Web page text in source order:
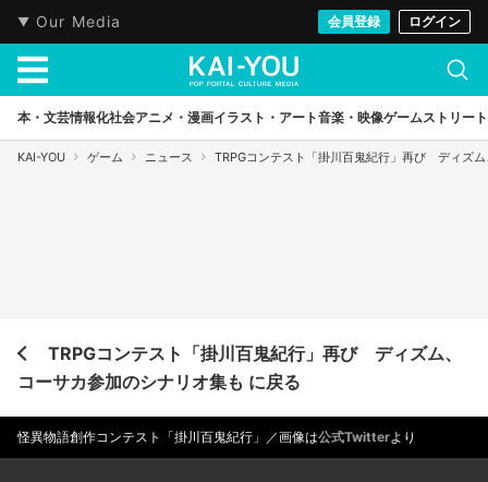
Our Media 会員登録 ログイン
本・文芸情報化社会アニメ・漫画イラスト・アート音楽・映像ゲームストリート
KAI-YOU ゲーム ニュース TRPGコンテスト「掛川百鬼紀行」再び ディズ
TRPGコンテスト「掛川百鬼紀行」再び ディズム、
コーサカ参加のシナリオ集も に戻る
怪異物語創作コンテスト「掛川百鬼紀行」／画像は公式Twitterより